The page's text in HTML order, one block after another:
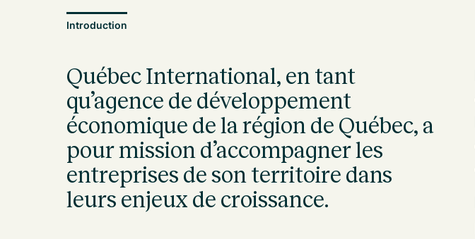
Introduction
Québec International, en tant
qu’agence de développement
économique de la région de Québec, a
pour mission d’accompagner les
entreprises de son territoire dans
leurs enjeux de croissance.